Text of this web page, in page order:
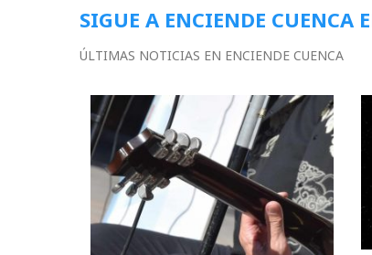
SIGUE A ENCIENDE CUENCA
ÚLTIMAS NOTICIAS EN ENCIENDE CUENCA